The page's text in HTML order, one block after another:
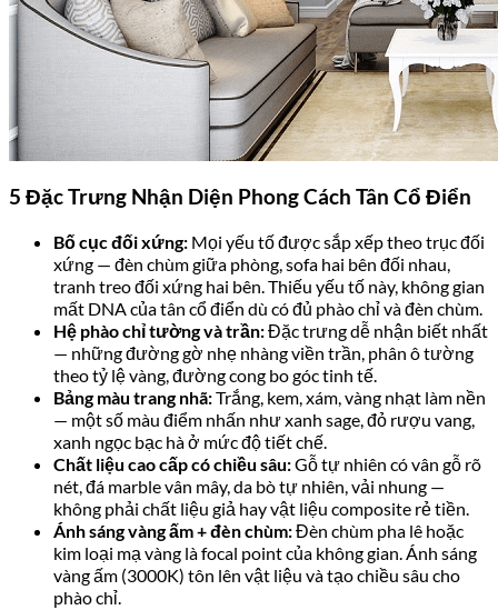
5 Đặc Trưng Nhận Diện Phong Cách Tân Cổ Điển
Bố cục đối xứng: Mọi yếu tố được sắp xếp theo trục đối
xứng — đèn chùm giữa phòng, sofa hai bên đối nhau,
tranh treo đối xứng hai bên. Thiếu yếu tố này, không gian
mất DNA của tân cổ điển dù có đủ phào chỉ và đèn chùm.
Hệ phào chỉ tường và trần:Đặc trưng dễ nhận biết nhất
— những đường gờ nhẹ nhàng viền trần, phân ô tường
theo tỷ lệ vàng, đường cong bo góc tinh tế.
Bảng màu trang nhã:Trắng, kem, xám, vàng nhạt làm nền
— một số màu điểm nhấn như xanh sage, đỏ rượu vang,
xanh ngọc bạc hà ở mức độ tiết chế.
Chất liệu cao cấp có chiều sâu:Gỗ tự nhiên có vân gỗ rõ
nét, đá marble vân mây, da bò tự nhiên, vải nhung —
không phải chất liệu giả hay vật liệu composite rẻ tiền.
Ánh sáng vàng ấm + đèn chùm:Đèn chùm pha lê hoặc
kim loại mạ vàng là focal point của không gian. Ánh sáng
vàng ấm (3000K) tôn lên vật liệu và tạo chiều sâu cho
phào chỉ.